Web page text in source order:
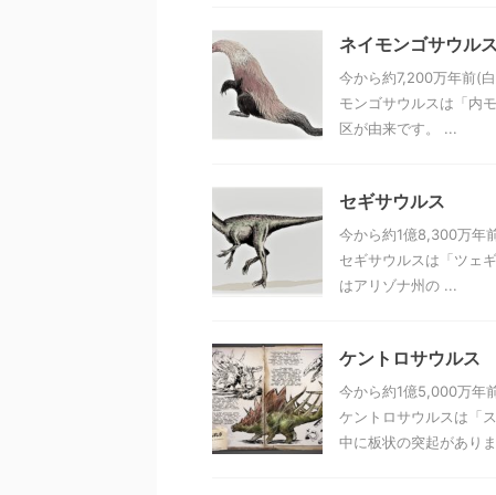
ネイモンゴサウル
今から約7,200万年前(
モンゴサウルスは「内
区が由来です。 ...
セギサウルス
今から約1億8,300万年
セギサウルスは「ツェ
はアリゾナ州の ...
ケントロサウルス
今から約1億5,000万
ケントロサウルスは「
中に板状の突起があり